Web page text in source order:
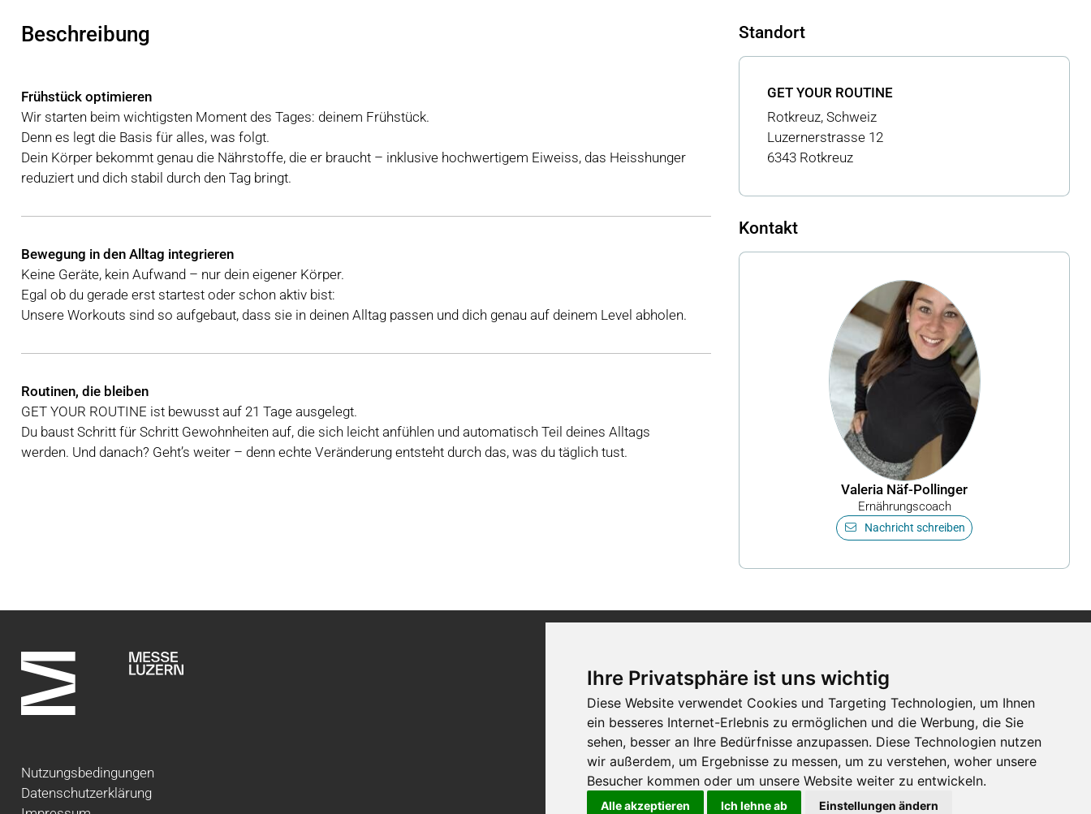
Ihre Privatsphäre ist uns wichtig
Diese Website verwendet Cookies und Targeting Technologien, um Ihnen
ein besseres Internet-Erlebnis zu ermöglichen und die Werbung, die Sie
sehen, besser an Ihre Bedürfnisse anzupassen. Diese Technologien nutzen
wir außerdem, um Ergebnisse zu messen, um zu verstehen, woher unsere
Besucher kommen oder um unsere Website weiter zu entwickeln.
Alle akzeptieren Ich lehne ab Einstellungen ändern
Beschreibung
Frühstück optimieren
Wir starten beim wichtigsten Moment des Tages: deinem Frühstück.
Denn es legt die Basis für alles, was folgt.
Dein Körper bekommt genau die Nährstoffe, die er braucht – inklusive hochwertigem Eiweiss, das Heisshunger
reduziert und dich stabil durch den Tag bringt.
Bewegung in den Alltag integrieren
Keine Geräte, kein Aufwand – nur dein eigener Körper.
Egal ob du gerade erst startest oder schon aktiv bist:
Unsere Workouts sind so aufgebaut, dass sie in deinen Alltag passen und dich genau auf deinem Level abholen.
Routinen, die bleiben
GET YOUR ROUTINE ist bewusst auf 21 Tage ausgelegt.
Du baust Schritt für Schritt Gewohnheiten auf, die sich leicht anfühlen und automatisch Teil deines Alltags
werden. Und danach? Geht’s weiter – denn echte Veränderung entsteht durch das, was du täglich tust.
Standort
GET YOUR ROUTINE
Rotkreuz, Schweiz
Luzernerstrasse 12
6343 Rotkreuz
Kontakt
Valeria Näf-Pollinger
Ernährungscoach
Nachricht schreiben
Nutzungsbedingungen
Datenschutzerklärung
Kontakt Newsletter
Newsletter-Anmeldung
Folge der Luga